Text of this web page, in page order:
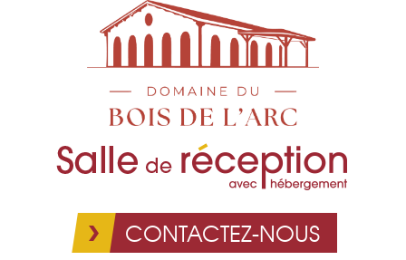
Aller au
contenu
CONTACTEZ-NOUS